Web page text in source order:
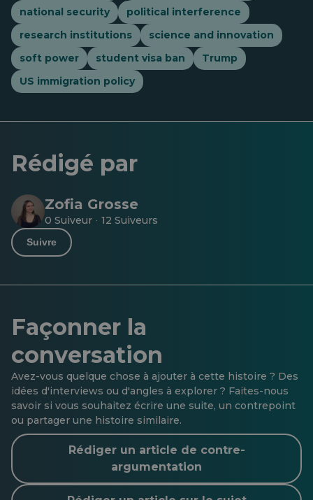
national security
political interference
research institutions
science and innovation
soft power
student visa ban
Trump
US immigration policy
Rédigé par
Zofia Grosse
0 Suiveur · 12 Suiveurs
Suivre
Façonner la
conversation
Avez-vous quelque chose à ajouter à cette histoire ? Des
idées d'interviews ou d'angles à explorer ? Faites-nous
savoir si vous souhaitez écrire une suite, un contrepoint
ou partager une histoire similaire.
Rédiger un article de contre-
argumentation